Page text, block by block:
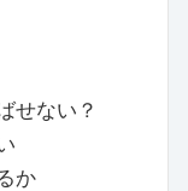
せない？
か